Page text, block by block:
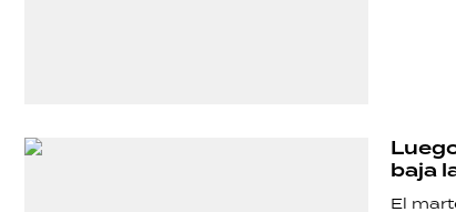
baja
El